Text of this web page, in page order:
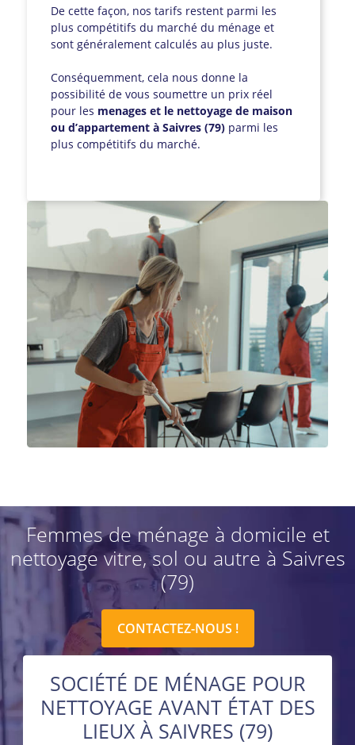
De cette façon, nos tarifs restent parmi les
plus compétitifs du marché du ménage et
sont généralement calculés au plus juste.
Conséquemment, cela nous donne la
possibilité de vous soumettre un prix réel
pour les menages et le nettoyage de maison
ou d’appartement à Saivres (79) parmi les
plus compétitifs du marché.
Femmes de ménage à domicile et
nettoyage vitre, sol ou autre à Saivres
(79)
CONTACTEZ-NOUS !
SOCIÉTÉ DE MÉNAGE POUR
NETTOYAGE AVANT ÉTAT DES
LIEUX À SAIVRES (79)